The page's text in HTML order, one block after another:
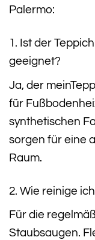
Palermo:
1. Ist der
geeignet?
Ja, der
für
synthetischen
sorgen für eine
Raum.
2. Wie reinige
Für die
Staubsaugen.